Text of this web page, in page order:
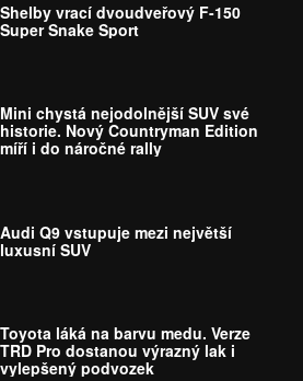
Shelby vrací dvoudveřový F-150
Super Snake Sport
Mini chystá nejodolnější SUV své
historie. Nový Countryman Edition
míří i do náročné rally
Audi Q9 vstupuje mezi největší
luxusní SUV
Toyota láká na barvu medu. Verze
TRD Pro dostanou výrazný lak i
vylepšený podvozek